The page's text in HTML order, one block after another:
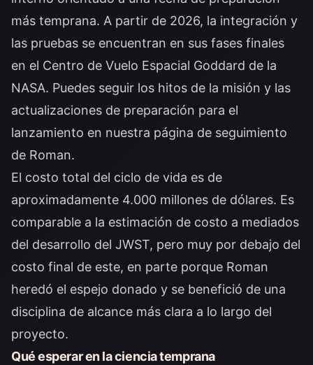
más temprana. A partir de 2026, la integración y
las pruebas se encuentran en sus fases finales
en el Centro de Vuelo Espacial Goddard de la
NASA. Puedes seguir los hitos de la misión y las
actualizaciones de preparación para el
lanzamiento en nuestra página de seguimiento
de Roman.
El costo total del ciclo de vida es de
aproximadamente 4.000 millones de dólares. Es
comparable a la estimación de costo a mediados
del desarrollo del JWST, pero muy por debajo del
costo final de este, en parte porque Roman
heredó el espejo donado y se benefició de una
disciplina de alcance más clara a lo largo del
proyecto.
Qué esperar en la ciencia temprana